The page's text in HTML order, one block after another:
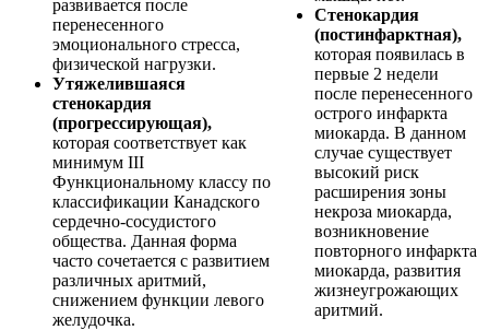
развивается после
перенесенного
эмоционального стресса,
физической нагрузки.
Утяжелившаяся
стенокардия
(прогрессирующая),
которая соответствует как
минимум III
Функциональному классу по
классификации Канадского
сердечно-сосудистого
общества. Данная форма
часто сочетается с развитием
различных аритмий,
снижением функции левого
желудочка.
Стенокардия
(постинфарктная),
которая появилась в
первые 2 недели
после перенесенного
острого инфаркта
миокарда. В данном
случае существует
высокий риск
расширения зоны
некроза миокарда,
возникновение
повторного инфаркта
миокарда, развития
жизнеугрожающих
аритмий.